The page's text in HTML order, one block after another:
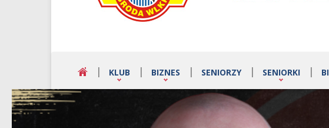
KLUB BIZNES SENIORZY SENIORKI